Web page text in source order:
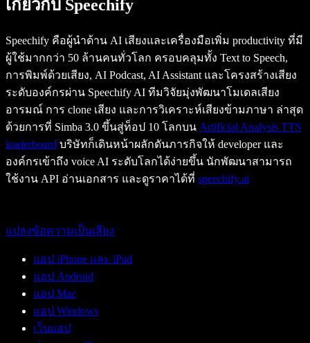
เกี่ยวกับ Speechify
Speechify คือผู้นำด้าน AI เสียงและเครื่องมือเพิ่ม productivity ที่มี
ผู้ใช้มากกว่า 50 ล้านคนทั่วโลก ครอบคลุมทั้ง Text to Speech,
การพิมพ์ด้วยเสียง, AI Podcast, AI Assistant และโครงสร้างเสียง
ระดับองค์กรผ่าน Speechify AI ทีมวิจัยมุ่งพัฒนาโมเดลเสียง
อารมณ์ การ clone เสียง และการวิเคราะห์เสียงข้ามภาษา ล่าสุด
ด้วยการที่ Simba 3.0 ขึ้นสู่ท็อป 10 โลกบน Artificial Analysis TTS
leaderboard บริษัทก็เดินหน้าผลักดันภารกิจให้ developer และ
องค์กรเข้าถึง voice AI ระดับโลกได้ง่ายขึ้น นักพัฒนาสามารถ
ใช้งาน API อ่านเอกสาร และดูราคาได้ที่ speechify.ai
แปลงข้อความเป็นเสียง
แอป iPhone และ iPad
แอป Android
แอป Mac
แอป Windows
เว็บแอป